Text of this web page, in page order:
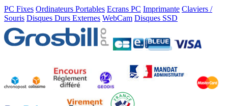
PC Fixes Ordinateurs Portables Ecrans PC Imprimante Claviers /
Souris Disques Durs Externes WebCam Disques SSD